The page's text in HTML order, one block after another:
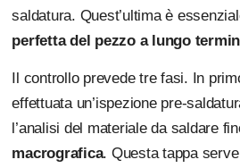
saldatura. Quest’ultima è
perfetta del pezzo a lungo
Il controllo prevede tre fasi. In
effettuata un’ispezione pre-
l’analisi del materiale da saldare
macrografica. Questa tappa